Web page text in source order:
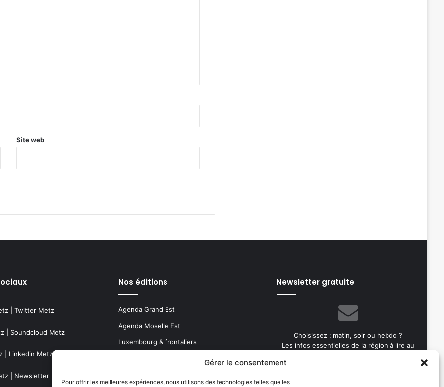
Gérer le consentement
Pour offrir les meilleures expériences, nous utilisons des technologies telles que les
Site web
| Twitter Metz
| Soundcloud Metz
| Linkedin Metz
| Newsletter Metz
Nos éditions
Agenda Grand Est
Agenda Moselle Est
Luxembourg & frontaliers
Newsletter gratuite
Choisissez : matin, soir ou hebdo ?
Les infos essentielles de la région à lire au